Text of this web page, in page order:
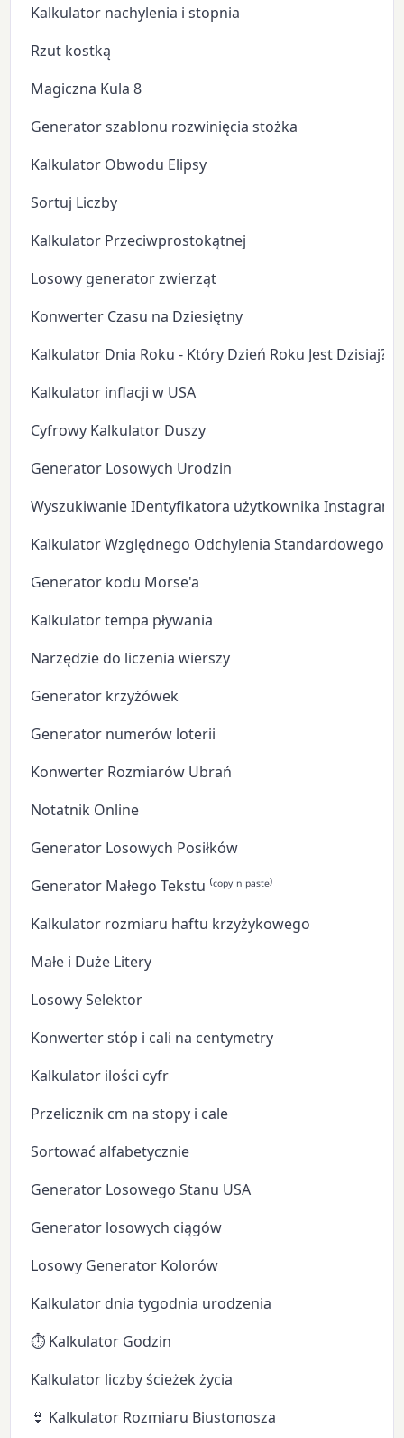
Kalkulator nachylenia i stopnia
Rzut kostką
Magiczna Kula 8
Generator szablonu rozwinięcia stożka
Kalkulator Obwodu Elipsy
Sortuj Liczby
Kalkulator Przeciwprostokątnej
Losowy generator zwierząt
Konwerter Czasu na Dziesiętny
Kalkulator Dnia Roku - Który Dzień Roku Jest Dzisiaj?
Kalkulator inflacji w USA
Cyfrowy Kalkulator Duszy
Generator Losowych Urodzin
Wyszukiwanie IDentyfikatora użytkownika Instagram
Kalkulator Względnego Odchylenia Standardowego
Generator kodu Morse'a
Kalkulator tempa pływania
Narzędzie do liczenia wierszy
Generator krzyżówek
Generator numerów loterii
Konwerter Rozmiarów Ubrań
Notatnik Online
Generator Losowych Posiłków
Generator Małego Tekstu ⁽ᶜᵒᵖʸ ⁿ ᵖᵃˢᵗᵉ⁾
Kalkulator rozmiaru haftu krzyżykowego
Małe i Duże Litery
Losowy Selektor
Konwerter stóp i cali na centymetry
Kalkulator ilości cyfr
Przelicznik cm na stopy i cale
Sortować alfabetycznie
Generator Losowego Stanu USA
Generator losowych ciągów
Losowy Generator Kolorów
Kalkulator dnia tygodnia urodzenia
⏱️ Kalkulator Godzin
Kalkulator liczby ścieżek życia
👙 Kalkulator Rozmiaru Biustonosza